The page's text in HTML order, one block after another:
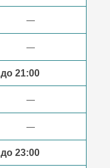
—
—
до 21:00
—
—
до 23:00